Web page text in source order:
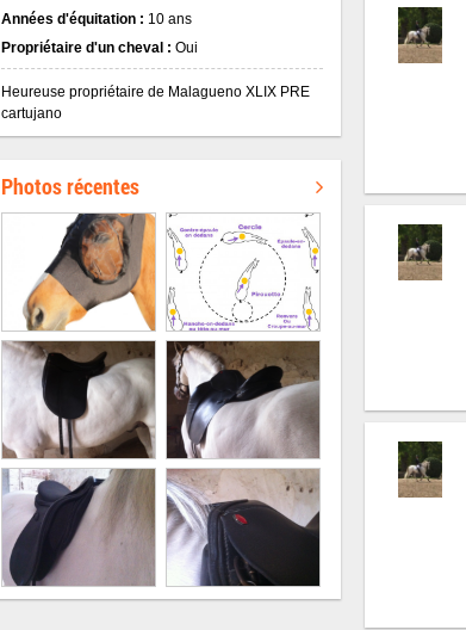
Années d'équitation : 10 ans
Propriétaire d'un cheval : Oui
Heureuse propriétaire de Malagueno XLIX PRE
cartujano
Photos récentes